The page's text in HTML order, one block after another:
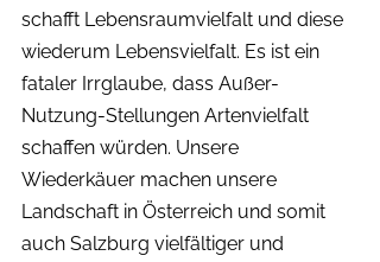
schafft Lebensraumvielfalt und diese
wiederum Lebensvielfalt. Es ist ein
fataler Irrglaube, dass Außer-
Nutzung-Stellungen Artenvielfalt
schaffen würden. Unsere
Wiederkäuer machen unsere
Landschaft in Österreich und somit
auch Salzburg vielfältiger und